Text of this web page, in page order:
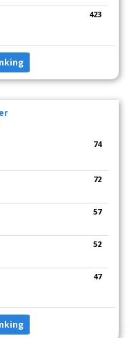
423
74
72
57
52
47